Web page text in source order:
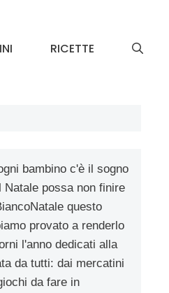
RICETTE
bambino c'è il sogno
Natale possa non finire
questo
provato a renderlo
l'anno dedicati alla
da tutti: dai mercatini
da fare in